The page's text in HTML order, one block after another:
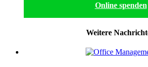
Online spenden
Weitere